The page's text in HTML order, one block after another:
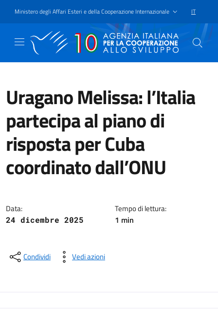
Ministero degli Affari Esteri e della Cooperazione Internazionale IT
Uragano Melissa: l’Italia
partecipa al piano di
risposta per Cuba
coordinato dall’ONU
Data:
24 dicembre 2025
Tempo di lettura:
1 min
Condividi Vedi azioni